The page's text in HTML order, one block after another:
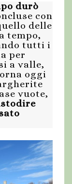
durò
con
delle
tempo,
tutti i
per
a valle,
oggi
vuote,